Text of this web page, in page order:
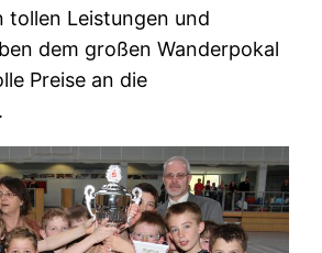
tollen Leistungen und
dem großen Wanderpokal
Preise an die